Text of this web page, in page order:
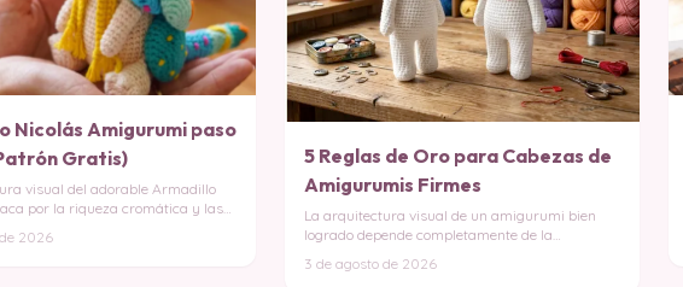
Nicolás Amigurumi paso
Gratis)
visual del adorable Armadillo
por la riqueza cromática y las
2026
5 Reglas de Oro para Cabezas de
Amigurumis Firmes
La arquitectura visual de un amigurumi bien
logrado depende completamente de la
3 de agosto de 2026